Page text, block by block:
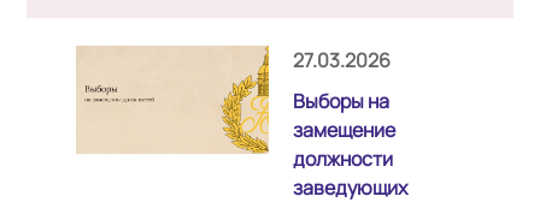
27.03.2026
Выборы на
замещение
должности
заведующих